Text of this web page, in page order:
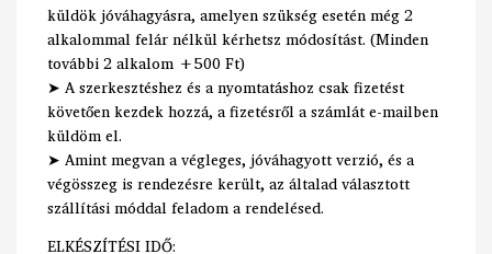
küldök jóváhagyásra, amelyen szükség esetén még 2
alkalommal felár nélkül kérhetsz módosítást. (Minden
további 2 alkalom +500 Ft)
➤ A szerkesztéshez és a nyomtatáshoz csak fizetést
követően kezdek hozzá, a fizetésről a számlát e-mailben
küldöm el.
➤ Amint megvan a végleges, jóváhagyott verzió, és a
végösszeg is rendezésre került, az általad választott
szállítási móddal feladom a rendelésed.
ELKÉSZÍTÉSI IDŐ: